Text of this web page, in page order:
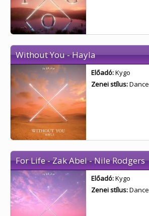
Without You - Hayla
Előadó:Kygo
Zenei stílus:Dance
For Life - Zak Abel - Nile Rodgers
Előadó:Kygo
Zenei stílus:Dance